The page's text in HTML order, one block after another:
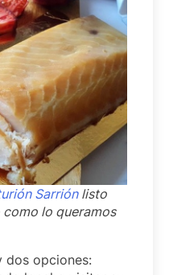
Sarriónlisto
lo queramos
dos opciones: